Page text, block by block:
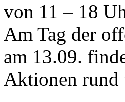
von 11 – 18
Am Tag der
am 13.09.
Aktionen rund